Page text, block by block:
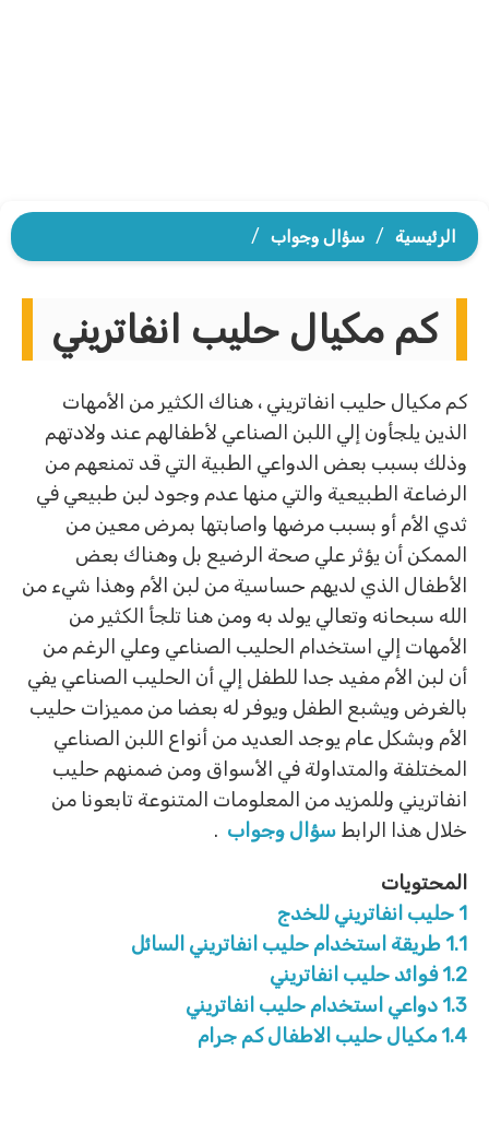
الرئيسية / سؤال وجواب /
كم مكيال حليب انفاتريني
كم مكيال حليب انفاتريني ، هناك الكثير من الأمهات
الذين يلجأون إلي اللبن الصناعي لأطفالهم عند ولادتهم
وذلك بسبب بعض الدواعي الطبية التي قد تمنعهم من
الرضاعة الطبيعية والتي منها عدم وجود لبن طبيعي في
ثدي الأم أو بسبب مرضها واصابتها بمرض معين من
الممكن أن يؤثر علي صحة الرضيع بل وهناك بعض
الأطفال الذي لديهم حساسية من لبن الأم وهذا شيء من
الله سبحانه وتعالي يولد به ومن هنا تلجأ الكثير من
الأمهات إلي استخدام الحليب الصناعي وعلي الرغم من
أن لبن الأم مفيد جدا للطفل إلي أن الحليب الصناعي يفي
بالغرض ويشبع الطفل ويوفر له بعضا من مميزات حليب
الأم وبشكل عام يوجد العديد من أنواع اللبن الصناعي
المختلفة والمتداولة في الأسواق ومن ضمنهم حليب
انفاتريني وللمزيد من المعلومات المتنوعة تابعونا من
خلال هذا الرابط سؤال وجواب .
المحتويات
1 حليب انفاتريني للخدج
1.1 طريقة استخدام حليب انفاتريني السائل
1.2 فوائد حليب انفاتريني
1.3 دواعي استخدام حليب انفاتريني
1.4 مكيال حليب الاطفال كم جرام